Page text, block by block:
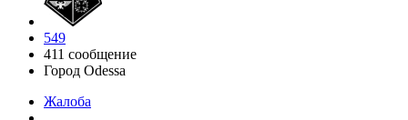
549
411 сообщение
Город Odessa
Жалоба